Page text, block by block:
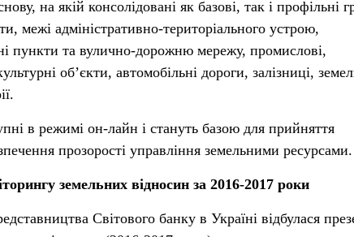
на якій консолідовані як базові, так і профільні
межі адміністративно-територіального устрою,
пункти та вулично-дорожню мережу, промислові,
об’єкти, автомобільні дороги, залізниці,
в режимі он-лайн і стануть базою для прийняття
прозорості управління земельними ресурсами.
земельних відносин за 2016-2017 роки
Світового банку в Україні відбулася